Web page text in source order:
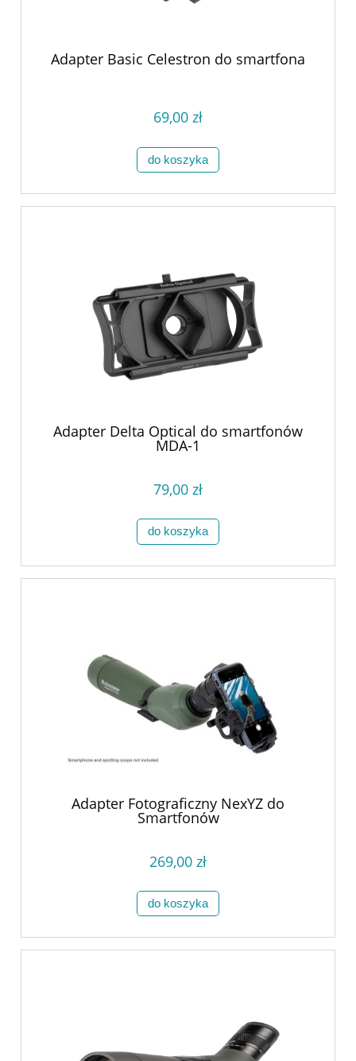
Adapter Basic Celestron do smartfona
69,00 zł
do koszyka
Adapter Delta Optical do smartfonów
MDA-1
79,00 zł
do koszyka
Adapter Fotograficzny NexYZ do
Smartfonów
269,00 zł
do koszyka